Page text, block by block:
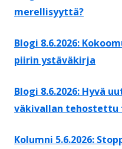
merellisyyttä?
Blogi 8.6.2026:
piirin ystäväkirja
Blogi 8.6.2026: Hyvä
väkivallan
Kolumni 5.6.2026: